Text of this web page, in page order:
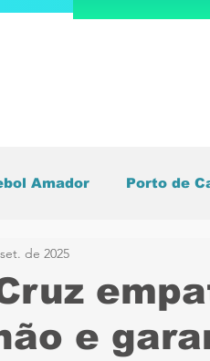
Amador Porto de
do Mundo
Sport Série B
e
de 2025